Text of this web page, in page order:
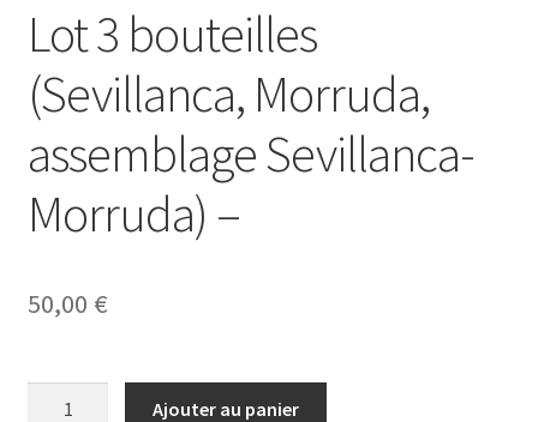
Lot 3 bouteilles
(Sevillanca, Morruda,
assemblage Sevillanca-
Morruda) –
50,00 €
Ajouter au panier